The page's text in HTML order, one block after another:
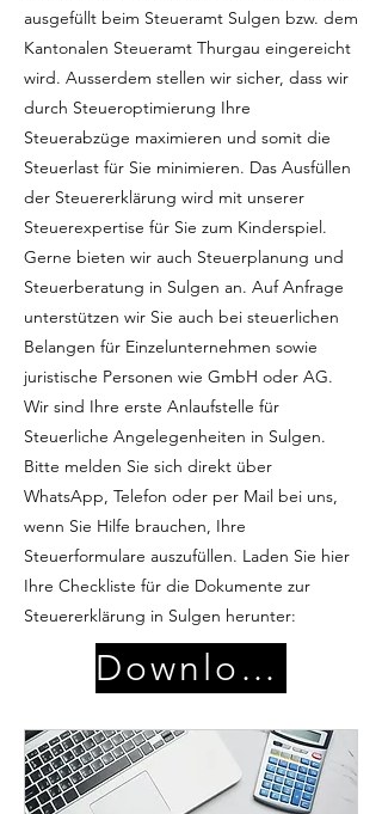
ausgefüllt beim Steueramt Sulgen bzw. dem
Kantonalen Steueramt Thurgau eingereicht
wird. Ausserdem stellen wir sicher, dass wir
durch Steueroptimierung Ihre
Steuerabzüge maximieren und somit die
Steuerlast für Sie minimieren. Das Ausfüllen
der Steuererklärung wird mit unserer
Steuerexpertise für Sie zum Kinderspiel.
Gerne bieten wir auch Steuerplanung und
Steuerberatung in Sulgen an. Auf Anfrage
unterstützen wir Sie auch bei steuerlichen
Belangen für Einzelunternehmen sowie
juristische Personen wie GmbH oder AG.
Wir sind Ihre erste Anlaufstelle für
Steuerliche Angelegenheiten in Sulgen.
Bitte melden Sie sich direkt über
WhatsApp, Telefon oder per Mail bei uns,
wenn Sie Hilfe brauchen, Ihre
Steuerformulare auszufüllen. Laden Sie hier
Ihre Checkliste für die Dokumente zur
Steuererklärung in Sulgen herunter:
Download